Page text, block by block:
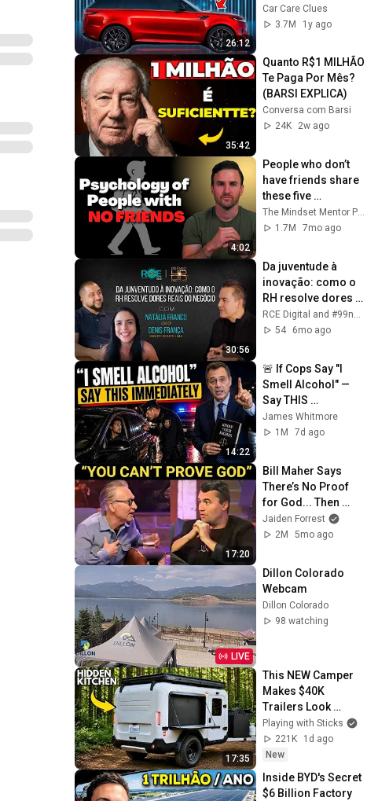
26:12
Consumer Reports
Car Care Clues
3.7M
1y ago
35:42
Quanto R$1 MILHÃO
Te Paga Por Mês?
(BARSI EXPLICA)
Conversa com Barsi
24K
2w ago
4:02
People who don’t
have friends share
these five
personality traits
The Mindset Mentor Podcast
1.7M
7mo ago
30:56
Da juventude à
inovação: como o
RH resolve dores
reais do negócio
RCE Digital and #99naoe100 - Marcos Scaldelai
54
6mo ago
14:22
🚨 If Cops Say "I
Smell Alcohol" —
Say THIS
Immediately (It's a
Trap)
James Whitmore
1M
7d ago
17:20
Bill Maher Says
There’s No Proof
for God... Then
THIS Happens
Jaiden Forrest
2M
5mo ago
LIVE
Dillon Colorado
Webcam
Dillon Colorado
98 watching
17:35
This NEW Camper
Makes $40K
Trailers Look
Overpriced!
Playing with Sticks
221K
1d ago
New
Inside BYD's Secret
$6 Billion Factory